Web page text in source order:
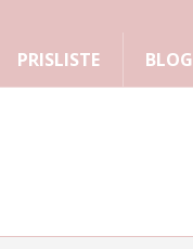
PRISLISTE BLOG